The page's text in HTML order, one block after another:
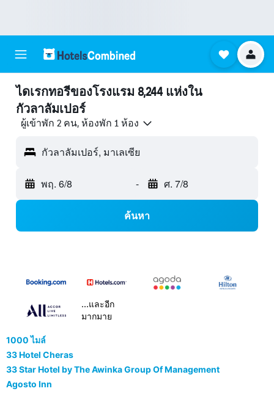
ไดเรกทอรีของโรงแรม 8,244 แห่งใน
กัวลาลัมเปอร์
ผู้เข้าพัก 2 คน, ห้องพัก 1 ห้อง
กัวลาลัมเปอร์, มาเลเซีย
พฤ. 6/8 - ศ. 7/8
ค้นหา
...และอีก
มากมาย
1000 ไมล์
33 Hotel Cheras
33 Star Hotel by The Awinka Group Of Management
Agosto Inn